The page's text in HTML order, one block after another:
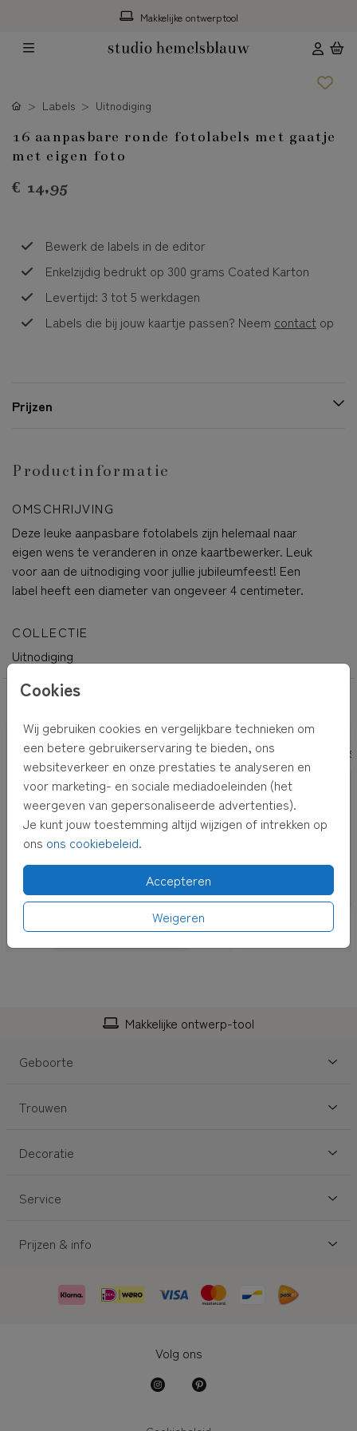
Makkelijke ontwerptool
Cookies
Wij gebruiken cookies en vergelijkbare technieken om
een betere gebruikerservaring te bieden, ons
websiteverkeer en onze prestaties te analyseren en
voor marketing- en sociale mediadoeleinden (het
weergeven van gepersonaliseerde advertenties).
Je kunt jouw toestemming altijd wijzigen of intrekken op
ons ons cookiebeleid.
Accepteren
Weigeren
Labels Uitnodiging
16 aanpasbare ronde fotolabels met gaatje
met eigen foto
€ 14,95
Bewerk de labels in de editor
Enkelzijdig bedrukt op 300 grams Coated Karton
Levertijd: 3 tot 5 werkdagen
Labels die bij jouw kaartje passen? Neem contact op
Prijzen
Productinformatie
OMSCHRIJVING
Deze leuke aanpasbare fotolabels zijn helemaal naar
eigen wens te veranderen in onze kaartbewerker. Leuk
voor aan de uitnodiging voor jullie jubileumfeest! Een
label heeft een diameter van ongeveer 4 centimeter.
COLLECTIE
Uitnodiging
10 LABELS 3,5X7 CM 7
Makkelijke ontwerp-tool
Geboorte
Trouwen
Decoratie
Service
Prijzen & info
Volg ons